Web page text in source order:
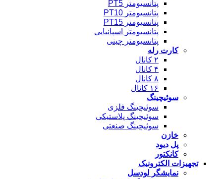
پتانسیومتر PT5
پتانسیومتر PT10
پتانسیومتر PT15
پتانسیومتر اسپانیایی
پتانسیومتر چینی
کارت رله
۲ کانال
۴ کانال
۸ کانال
۱۶ کانال
سوئیچینگ
سوئیچینگ فلزی
سوئیچینگ پلاستیکی
سوئیچینگ صنعتی
خازن
پل دیود
کانکتور
تجهیزات الکترونیک
نمایشگر لودسل